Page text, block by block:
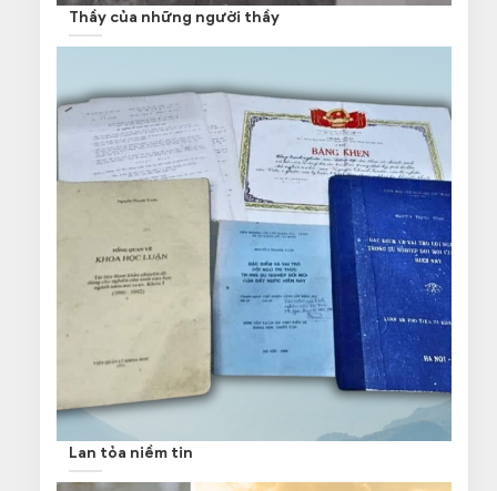
Thầy của những người thầy
Lan tỏa niềm tin